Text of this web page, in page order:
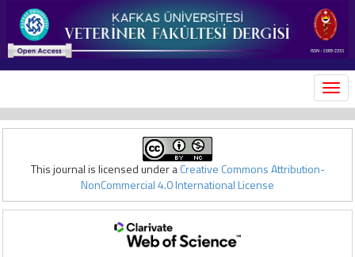
This journal is licensed under aCreative Commons Attribution-
NonCommercial 4.0 International License